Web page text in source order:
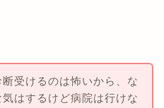
受けるのは怖いから、な
はするけど病院は行けな